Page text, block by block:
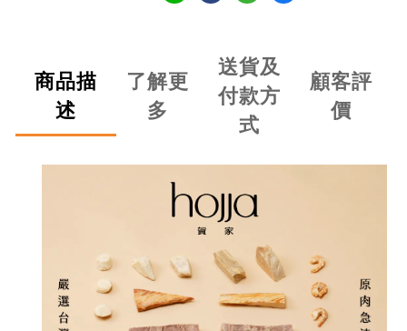
商品描
述
了解更
多
送貨及
付款方
式
顧客評
價